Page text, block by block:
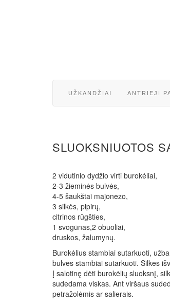
UŽKANDŽIAI ANTRIEJI
SLUOKSNIUOTOS
2 vidutinio dydžio virti burokėliai,
2-3 žieminės bulvės,
4-5 šaukštai majonezo,
3 silkės, pipirų,
citrinos rūgšties,
1 svogūnas,2 obuoliai,
druskos, žalumynų.
Burokėlius stambiai sutarkuoti,
bulves stambiai sutarkuoti. Silkes
Į salotinę dėti burokėlių sluoksnį,
sudedama viskas. Ant viršaus
petražolėmis ar salierais.